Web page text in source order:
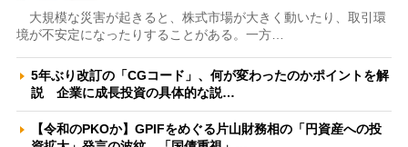
大規模な災害が起きると、株式市場が大きく動いたり、取引環
境が不安定になったりすることがある。一方…
5年ぶり改訂の「CGコード」、何が変わったのかポイントを解
説 企業に成長投資の具体的な説…
【令和のPKOか】GPIFをめぐる片山財務相の「円資産への投